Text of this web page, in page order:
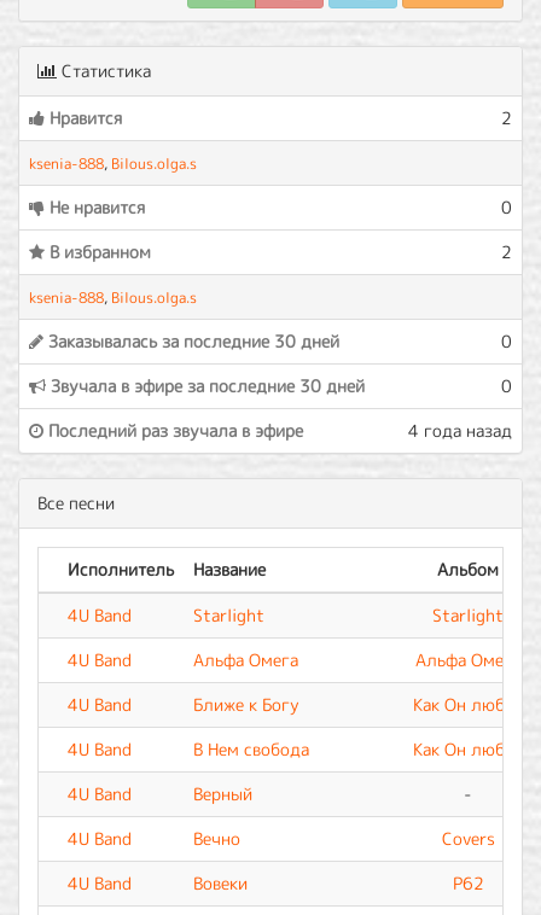
Статистика
Нравится 2
ksenia-888, Bilous.olga.s
Не нравится
0
В избранном
2
ksenia-888, Bilous.olga.s
Заказывалась за последние 30 дней
0
Звучала в эфире за последние 30 дней
0
Последний раз звучала в эфире
4 года назад
Все песни
Исполнитель Название
Альбом
4U Band
Starlight
Starlight
4U Band
Альфа Омега
Альфа Омега
4U Band
Ближе к Богу
Как Он любит
4U Band
В Нем свобода
Как Он любит
4U Band
Верный
-
4U Band
Вечно
Covers
4U Band
Вовеки
P62